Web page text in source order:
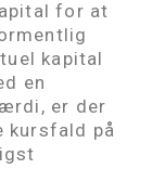
for at
kapital
en
er der
kursfald på